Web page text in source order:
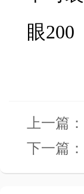
眼200
上一篇：
下一篇：